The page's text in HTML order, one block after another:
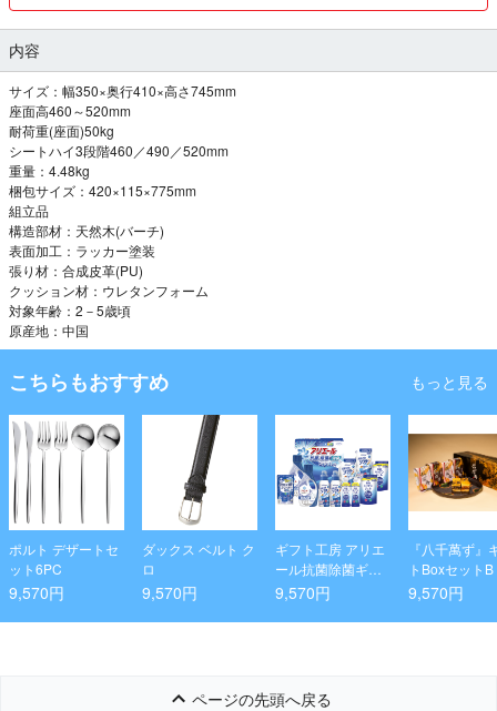
内容
サイズ：幅350×奥行410×高さ745mm
座面高460～520mm
耐荷重(座面)50kg
シートハイ3段階460／490／520mm
重量：4.48kg
梱包サイズ：420×115×775mm
組立品
構造部材：天然木(バーチ)
表面加工：ラッカー塗装
張り材：合成皮革(PU)
クッション材：ウレタンフォーム
対象年齢：2－5歳頃
原産地：中国
こちらもおすすめ もっと見る
ポルト デザートセ
ット6PC
9,570円
ダックス ベルト ク
ロ
9,570円
ギフト工房 アリエ
ール抗菌除菌ギフ
ト
9,570円
『八千萬ず』
トBoxセットB
9,570円
ページの先頭へ戻る